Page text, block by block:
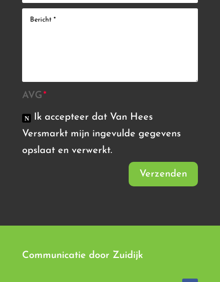
AVG
Ik accepteer dat Van Hees
Versmarkt mijn ingevulde gegevens
opslaat en verwerkt.
Verzenden
Communicatie door Zuidijk